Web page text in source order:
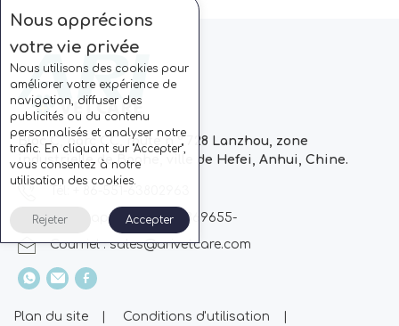
Bloc C, parc CC, route n ° 728 Lanzhou, zone
industrielle de Baohe, ville de Hefei, Anhui, Chine.
Whatsapp: + 86 13510869655-
Courriel :sales@arivetcare.com
Plan du site Conditions d'utilisation
Nous apprécions
votre vie privée
Nous utilisons des cookies pour
améliorer votre expérience de
navigation, diffuser des
publicités ou du contenu
personnalisés et analyser notre
trafic. En cliquant sur "Accepter",
vous consentez à notre
utilisation des cookies.
Rejeter Accepter